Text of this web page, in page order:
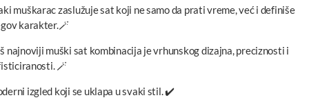
muškarac zaslužuje sat koji ne samo da prati vreme, već i definiše
karakter.🪄
najnoviji muški sat kombinacija je vrhunskog dizajna, preciznosti i
🪄
izgled koji se uklapa u svaki stil. ✔️